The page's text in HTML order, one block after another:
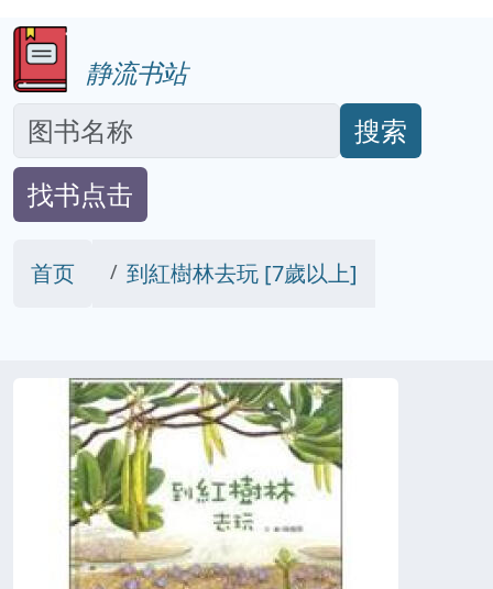
静流书站
搜索
找书点击
首页 到紅樹林去玩 [7歲以上]